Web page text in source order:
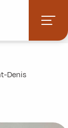
Denis